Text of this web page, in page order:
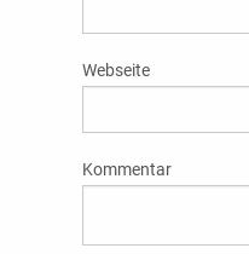
Webseite
Kommentar